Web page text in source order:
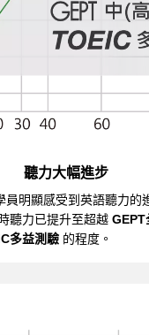
聽力大幅進步
員明顯感受到英語聽力的
聽力已提升至超越 GEPT
多益測驗 的程度。